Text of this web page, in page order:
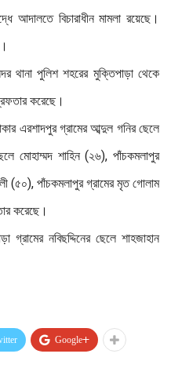
আদালতে বিচারাধীন মামলা রয়েছে।
থানা পুলিশ শহরের মুক্তিপাড়া থেকে
করেছে।
এরশাদপুর গ্রামের আব্দুল গনির ছেলে
মোহাম্মদ শাহিন (২৬), পাঁচকমলাপুর
(৫০), পাঁচকমলাপুর গ্রামের মৃত গোলাম
করেছে।
গ্রামের নবিছদ্দিনের ছেলে শাহজাহান
Google+